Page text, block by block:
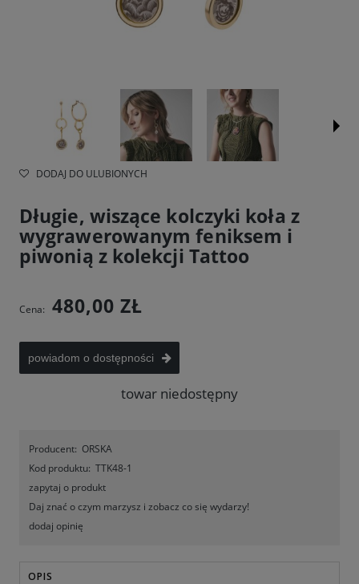
DODAJ DO ULUBIONYCH
Długie, wiszące kolczyki koła z
wygrawerowanym feniksem i
piwonią z kolekcji Tattoo
Cena: 480,00 ZŁ
powiadom o dostępności
towar niedostępny
Producent: ORSKA
Kod produktu: TTK48-1
zapytaj o produkt
Daj znać o czym marzysz i zobacz co się wydarzy!
dodaj opinię
OPIS